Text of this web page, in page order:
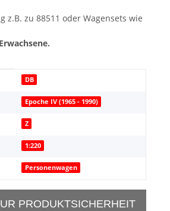
z.B. zu 88511 oder Wagensets wie
DB
Epoche IV (1965 - 1990)
Z
1:220
Personenwagen
PRODUKTSICHERHEIT